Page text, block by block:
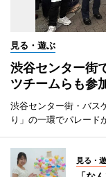
見る・遊ぶ
渋谷センター街
ツチームらも参
渋谷センター街・バス
り」の一環でパレード
見る・